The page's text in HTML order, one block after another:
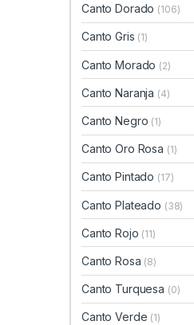
Canto Dorado (106)
Canto Gris (1)
Canto Morado (2)
Canto Naranja (4)
Canto Negro (1)
Canto Oro Rosa (1)
Canto Pintado (17)
Canto Plateado (38)
Canto Rojo (11)
Canto Rosa (8)
Canto Turquesa (0)
Canto Verde (1)